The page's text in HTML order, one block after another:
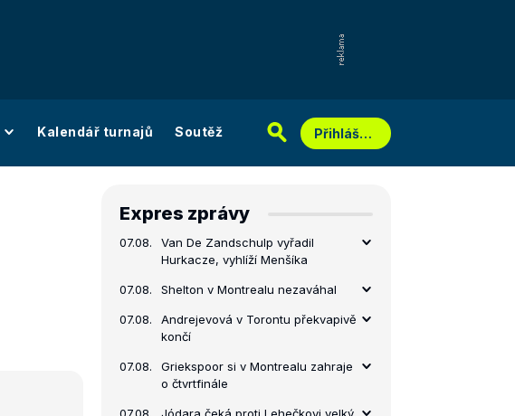
Kalendář turnajů Soutěž Přihlášení
Expres zprávy
07.08.
Van De Zandschulp vyřadil
Hurkacze, vyhlíží Menšíka
07.08. Shelton v Montrealu nezaváhal
07.08.
Andrejevová v Torontu překvapivě
končí
07.08.
Griekspoor si v Montrealu zahraje
o čtvrtfinále